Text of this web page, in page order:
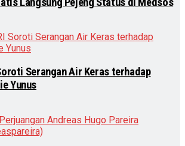
Serangan Air Keras terhadap
Yunus